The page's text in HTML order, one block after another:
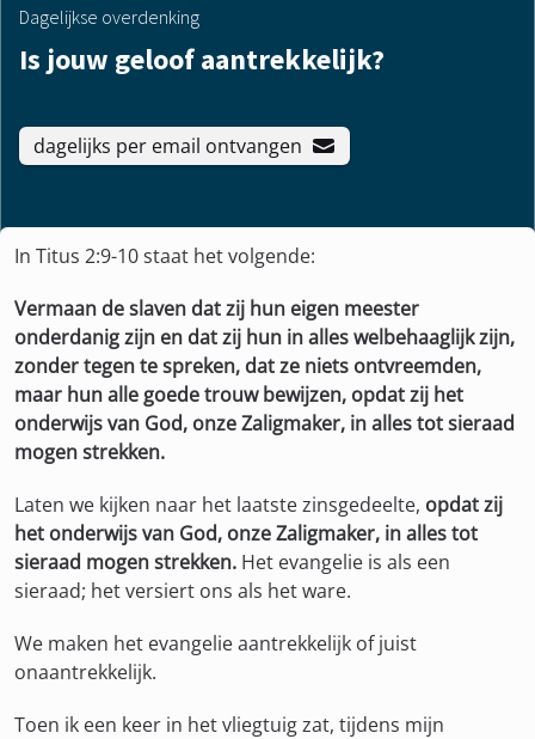
Dagelijkse overdenking
Is jouw geloof aantrekkelijk?
dagelijks per email ontvangen
In Titus 2:9-10 staat het volgende:
Vermaan de slaven dat zij hun eigen meester
onderdanig zijn en dat zij hun in alles welbehaaglijk zijn,
zonder tegen te spreken, dat ze niets ontvreemden,
maar hun alle goede trouw bewijzen, opdat zij het
onderwijs van God, onze Zaligmaker, in alles tot sieraad
mogen strekken.
Laten we kijken naar het laatste zinsgedeelte, opdat zij
het onderwijs van God, onze Zaligmaker, in alles tot
sieraad mogen strekken. Het evangelie is als een
sieraad; het versiert ons als het ware.
We maken het evangelie aantrekkelijk of juist
onaantrekkelijk.
Toen ik een keer in het vliegtuig zat, tijdens mijn